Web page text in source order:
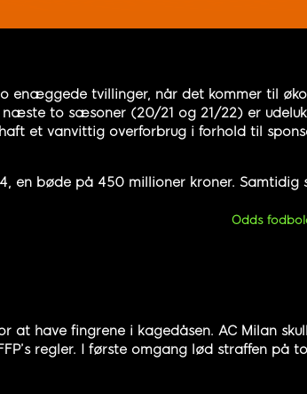
enæggede tvillinger, når det kommer til
næste to sæsoner (20/21 og 21/22) er
et vanvittig overforbrug i forhold til
en bøde på 450 millioner kroner.
Odds
at have fingrene i kagedåsen. AC Milan
regler. I første omgang lød straffen